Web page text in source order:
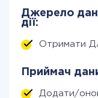
Джерело
дії:
Отримати
Приймач
Додати/